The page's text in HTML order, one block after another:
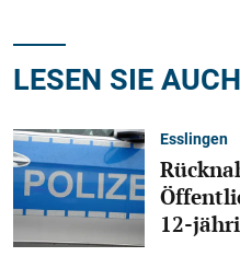
LESEN SIE AUCH
Esslingen
12-